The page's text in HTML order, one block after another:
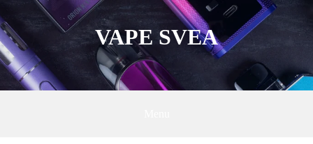
to
content
VAPE SVEA